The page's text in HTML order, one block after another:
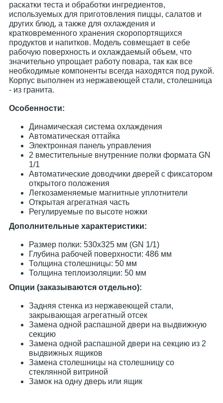
раскатки теста и обработки ингредиентов,
используемых для приготовления пиццы, салатов и
других блюд, а также для охлаждения и
кратковременного хранения скоропортящихся
продуктов и напитков. Модель совмещает в себе
рабочую поверхность и охлаждаемый объем, что
значительно упрощает работу повара, так как все
необходимые компоненты всегда находятся под рукой.
Корпус выполнен из нержавеющей стали, столешница
- из гранита.
Особенности:
Динамическая система охлаждения
Автоматическая оттайка
Электронная панель управления
2 вместительные внутренние полки формата GN
1/1
Автоматические доводчики дверей с фиксатором
открытого положения
Легкозаменяемые магнитные уплотнители
Открытая агрегатная часть
Регулируемые по высоте ножки
Дополнительные характеристики:
Размер полки: 530х325 мм (GN 1/1)
Глубина рабочей поверхности: 486 мм
Толщина столешницы: 50 мм
Толщина теплоизоляции: 50 мм
Опции (заказываются отдельно):
Задняя стенка из нержавеющей стали,
закрывающая агрегатный отсек
Замена одной распашной двери на выдвижную
секцию
Замена одной распашной двери на секцию из 2
выдвижных ящиков
Замена столешницы на столешницу со
стеклянной витриной
Замок на одну дверь или ящик